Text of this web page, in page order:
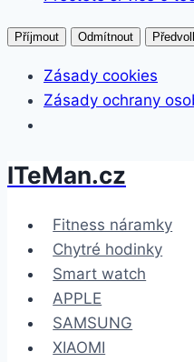
Příjmout Odmítnout
Zásady cookies
Zásady ochrany
Přeskočit
obsah
ITeMan.cz
Fitness náramky
Chytré hodinky
Smart watch
APPLE
SAMSUNG
XIAOMI